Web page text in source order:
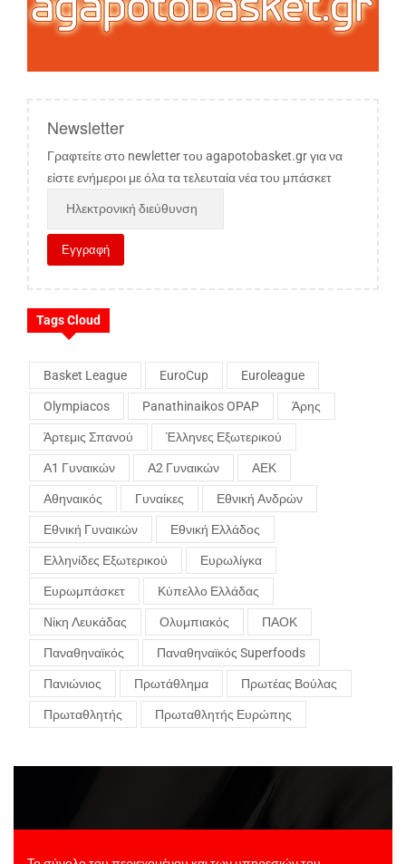
Newsletter
Γραφτείτε στο newletter του agapotobasket.gr για να
είστε ενήμεροι με όλα τα τελευταία νέα του μπάσκετ
Tags Cloud
Basket League EuroCup Euroleague
Olympiacos Panathinaikos OPAP Άρης
Άρτεμις Σπανού Έλληνες Εξωτερικού
Α1 Γυναικών Α2 Γυναικών ΑΕΚ
Αθηναικός Γυναίκες Εθνική Ανδρών
Εθνική Γυναικών Εθνική Ελλάδος
Ελληνίδες Εξωτερικού Ευρωλίγκα
Ευρωμπάσκετ Κύπελλο Ελλάδας
Νίκη Λευκάδας Ολυμπιακός ΠΑΟΚ
Παναθηναϊκός Παναθηναϊκός Superfoods
Πανιώνιος Πρωτάθλημα Πρωτέας Βούλας
Πρωταθλητής Πρωταθλητής Ευρώπης